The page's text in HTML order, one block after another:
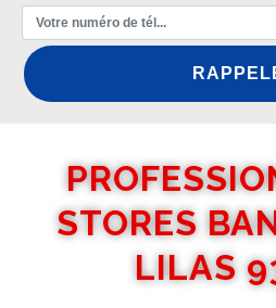
STORES
LILAS